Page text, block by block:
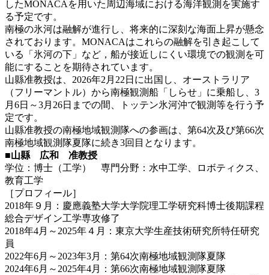
したMONACAを用いた周辺海域における海洋観測を実施す
る予定です。
南極の氷河は融解が進行し、将来的に深刻な海面上昇が懸念
されております。MONACAはこれらの融解を引き起こして
いる「氷河の下」など，船が接近しにくい環境での観測を可
能にすることを期待されています。
山縣准教授は、2026年2月22日に出国し、オーストラリア
（フリーマントル）から南極観測船「しらせ」に乗船し、3
月6日～3月26日までの間、トッテン氷河沖で観測等を行う予
定です。
山縣准教授の南極地域観測隊への参画は、第64次及び第66次
南極地域観測隊夏隊に続き3回目となります。
■山縣 広和 准教授
学位：博士（工学） 専門分野：水中工学、ロボティクス、
教育工学
［プロフィール］
2018年９月：慶應義塾大学大学院理工学研究科博士後期課程
総合デザイン工学専攻修了
2018年4月～2025年４月：東京大学生産技術研究所特任研究
員
2022年6月～2023年3月：第64次南極地域観測隊夏隊
2024年6月～2025年4月：第66次南極地域観測隊夏隊